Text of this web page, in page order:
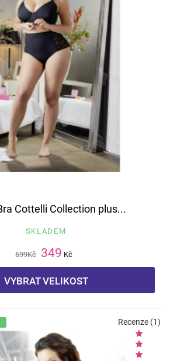
Cottelli Collection plus...
SKLADEM
699Kč 349 Kč
VYBRAT VELIKOST
Recenze (1)